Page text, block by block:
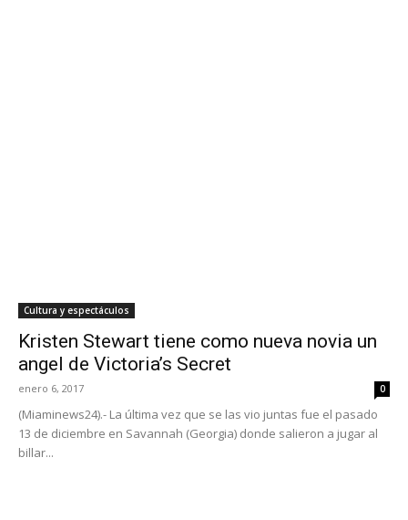
Cultura y espectáculos
Kristen Stewart tiene como nueva novia un
angel de Victoria’s Secret
enero 6, 2017 0
(Miaminews24).- La última vez que se las vio juntas fue el pasado
13 de diciembre en Savannah (Georgia) donde salieron a jugar al
billar...